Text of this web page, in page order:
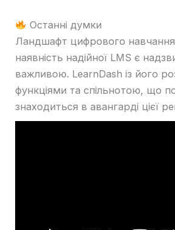
Останні думки
Ландшафт цифрового навчання
наявність надійної LMS є
важливою. LearnDash із його
функціями та спільнотою, що
знаходиться в авангарді цієї